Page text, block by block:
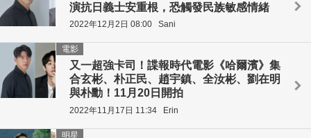
演抗日義士安重根，恐觸發民族敏感情緒
2022年12月2日 08:00 Sani
又一超強卡司！諜報時代電影《哈爾濱》集
合玄彬、朴正民、趙宇鎮、全汝彬、劉在明
與朴勳！11月20日開拍
電影
2022年11月17日 11:34 Erin
明星